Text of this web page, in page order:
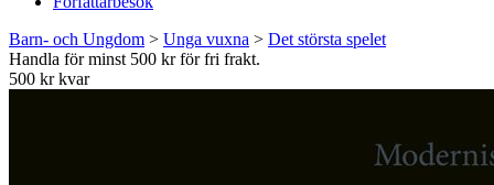
Barn- och Ungdom > Unga vuxna > Det största spelet
Handla för minst 500 kr för fri frakt.
500 kr kvar